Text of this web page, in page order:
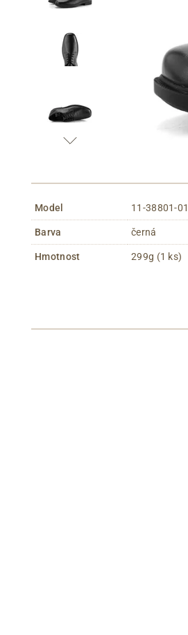
Model 11-38801-01
Barva černá
Hmotnost 299g (1 ks)